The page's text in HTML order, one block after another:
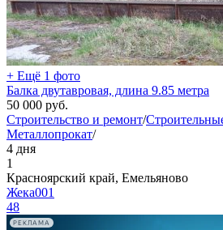
+ Ещё 1 фото
Балка двутавровая, длина 9.85 метра
50 000 руб.
Строительство и ремонт/
Металлопрокат/
4 дня
1
Красноярский край, Емельяново
Жека001
48
РЕКЛАМА